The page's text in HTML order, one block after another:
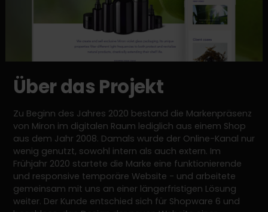
Über das Projekt
Zu Beginn des Jahres 2020 bestand die Markenpräsenz
von Miron im digitalen Raum lediglich aus einem Shop
aus dem Jahr 2008. Damals wurde der Online-Kanal nur
wenig genutzt, sowohl intern als auch extern. Im
Frühjahr 2020 startete die Marke eine funktionierende
und responsive temporäre Website - und arbeitete
gemeinsam mit uns an einer längerfristigen Lösung
weiter. Der Kunde entschied sich für Shopware 6 und